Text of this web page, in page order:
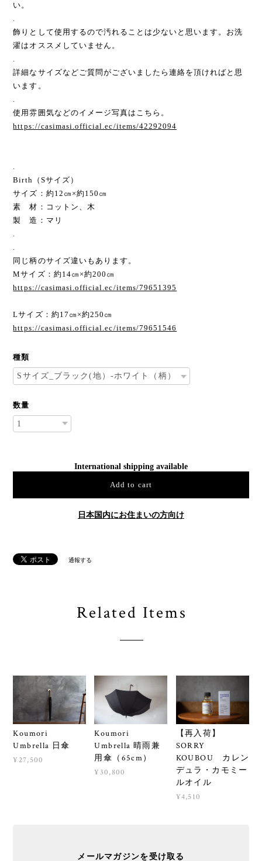
い。
.
飾りとして使用するので汚れることは少ないと思います。お洗
濯はオススメしていません。
.
詳細なサイズなどご質問がございましたら連絡を頂ければと思
います。
.
使用雰囲気などのイメージ写真はこちら。
https://casimasi.official.ec/items/42292094
.
Birth（Sサイズ）
サイズ：約12㎝×約150㎝
素 材：コットン、木
製 造：マリ
.
.
同じ柄のサイズ違いもあります。
Mサイズ：約14㎝×約200㎝
https://casimasi.official.ec/items/79651395
Lサイズ：約17㎝×約250㎝
https://casimasi.official.ec/items/79651546
種類
数量
International shipping available
Add to cart
日本国内にお住まいの方向け
通報する
Related Items
Koumori
Umbrella 日傘
¥27,500
Koumori
Umbrella 晴雨兼
用傘（65cm）
¥30,800
【再入荷】
SORRY
KOUBOU カレン
デュラ・カモミー
ルオイル
¥4,510
メールマガジンを受け取る